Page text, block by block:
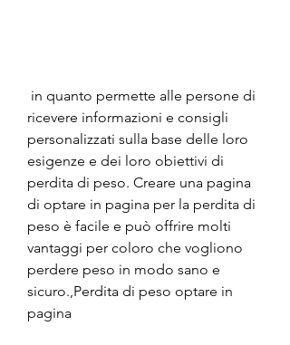
ricevere informazioni e consigli
personalizzati sulla base delle loro
esigenze e dei loro obiettivi di
perdita di peso. Creare una pagina
di optare in pagina per la perdita di
peso è facile e può offrire molti
vantaggi per coloro che vogliono
perdere peso in modo sano e
sicuro.,Perdita di peso optare in
pagina